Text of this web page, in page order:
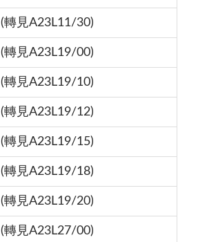
(轉見A23L11/30)
(轉見A23L19/00)
(轉見A23L19/10)
(轉見A23L19/12)
(轉見A23L19/15)
(轉見A23L19/18)
(轉見A23L19/20)
(轉見A23L27/00)